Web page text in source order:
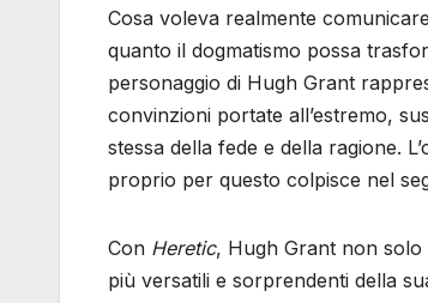
Cosa voleva realmente comunicare
quanto il dogmatismo possa
personaggio di Hugh Grant
convinzioni portate all’estremo,
stessa della fede e della ragione.
proprio per questo colpisce nel
Con Heretic, Hugh Grant non solo
più versatili e sorprendenti della